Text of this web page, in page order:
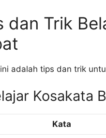
dan Trik
adalah tips dan trik
Kosakata
Kata